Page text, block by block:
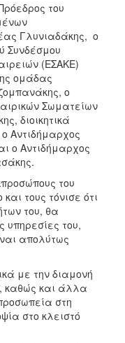
του
Γλυνιαδάκης, ο
Συνδέσμου
(ΕΣΑΚΕ)
ομάδας
ο
Σωματείων
διοικητικά
Αντιδήμαρχος
ο Αντιδήμαρχος
του
τους τόνισε ότι
του, θα
υπηρεσίες του,
απολύτως
με την διαμονή
καθώς και άλλα
στη
στο κλειστό